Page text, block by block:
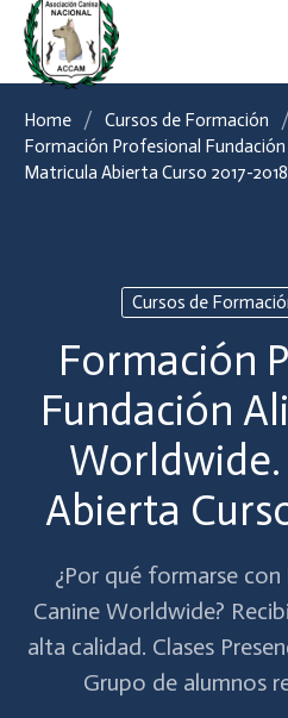
Home
Cursos de Formación
Formación Profesional
Matricula Abierta Curso 2017-2018
Cursos de
Formación
Fundación
Abierta
¿Por qué formarse
Canine Worldwide?
alta calidad. Clases
Grupo de alumnos